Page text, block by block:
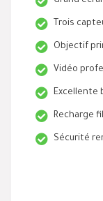
Trois
Objectif
Vidéo
Excellente
Recharge
Sécurité